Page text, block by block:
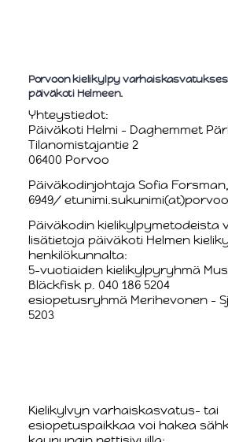
Porvoon kielikylpy
päiväkoti Helmeen.
Yhteystiedot:
Päiväkoti Helmi - Daghemmet
Tilanomistajantie 2
06400 Porvoo
Päiväkodinjohtaja Sofia Forsman,
6949/
Päiväkodin kielikylpymetodeista
lisätietoja päiväkoti Helmen
henkilökunnalta:
5-vuotiaiden kielikylpyryhmä
Bläckfisk p. 040 186 5204
esiopetusryhmä Merihevonen -
5203
Kielikylvyn varhaiskasvatus- tai
esiopetuspaikkaa voi hakea